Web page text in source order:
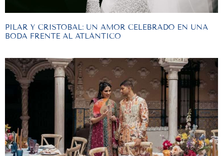
PILAR Y CRISTOBAL: UN AMOR CELEBRADO EN UNA
BODA FRENTE AL ATLÁNTICO